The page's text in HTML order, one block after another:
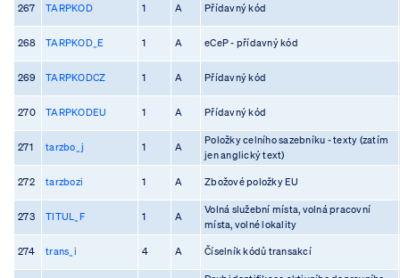
267 TARPKOD 1 A Přídavný kód
268 TARPKOD_E 1 A eCeP - přídavný kód
269 TARPKODCZ 1 A Přídavný kód
270 TARPKODEU 1 A Přídavný kód
271 tarzbo_j 1 A
Položky celního sazebníku - texty (zatím
jen anglický text)
272 tarzbozi 1 A Zbožové položky EU
273 TITUL_F 1 A
Volná služební místa, volná pracovní
místa, volné lokality
274 trans_i 4 A Číselník kódů transakcí